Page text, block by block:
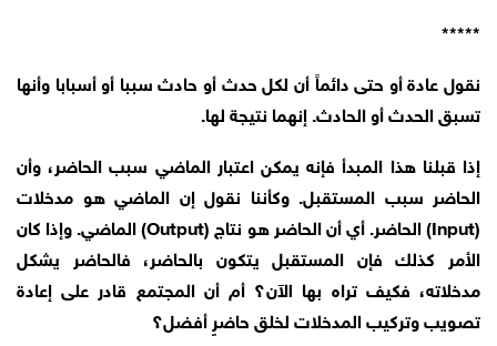
*****
نقول عادة أو حتى دائماً أن لكل حدث أو حادث سببا أو أسبابا وأنها
تسبق الحدث أو الحادث. إنهما نتيجة لها.
إذا قبلنا هذا المبدأ فإنه يمكن اعتبار الماضي سبب الحاضر، وأن
الحاضر سبب المستقبل. وكأننا نقول إن الماضي هو مدخلات
(Input) الحاضر. أي أن الحاضر هو نتاج (Output) الماضي. وإذا كان
الأمر كذلك فإن المستقبل يتكون بالحاضر، فالحاضر يشكل
مدخلاته، فكيف تراه بها الآن؟ أم أن المجتمع قادر على إعادة
تصويب وتركيب المدخلات لخلق حاضرٍ أفضل؟